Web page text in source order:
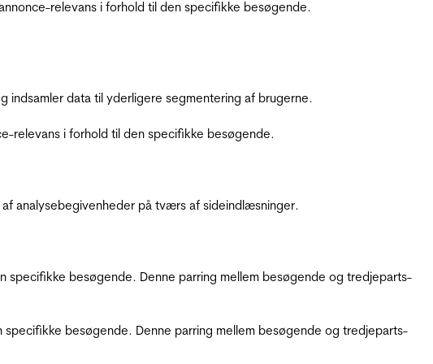
relevans i forhold til den specifikke besøgende.
indsamler data til yderligere segmentering af brugerne.
relevans i forhold til den specifikke besøgende.
analysebegivenheder på tværs af sideindlæsninger.
besøgende. Denne parring mellem besøgende og tredjeparts-
besøgende. Denne parring mellem besøgende og tredjeparts-